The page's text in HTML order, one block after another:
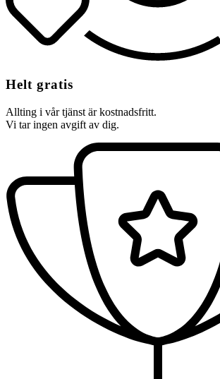
Helt gratis
Allting i vår tjänst är kostnadsfritt.
Vi tar ingen avgift av dig.